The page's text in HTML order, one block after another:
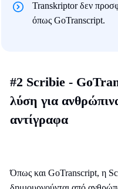
Transkriptor δεν
όπως GoTranscript.
#2 Scribie -
λύση για
αντίγραφα
Όπως και GoTranscript, η